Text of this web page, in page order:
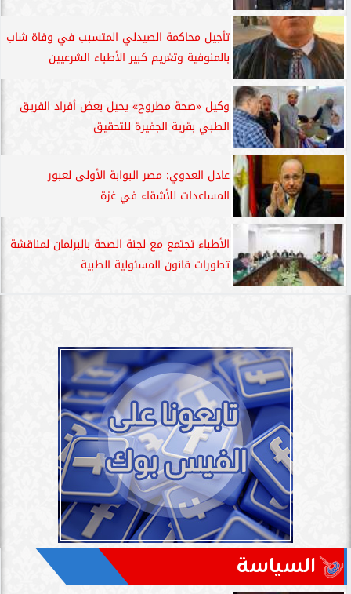
تأجيل محاكمة الصيدلي المتسبب في وفاة شاب
بالمنوفية وتغريم كبير الأطباء الشرعيين
وكيل «صحة مطروح» يحيل بعض أفراد الفريق
الطبي بقرية الجفيرة للتحقيق
عادل العدوي: مصر البوابة الأولى لعبور
المساعدات للأشقاء في غزة
الأطباء تجتمع مع لجنة الصحة بالبرلمان لمناقشة
تطورات قانون المسئولية الطبية
السياسة